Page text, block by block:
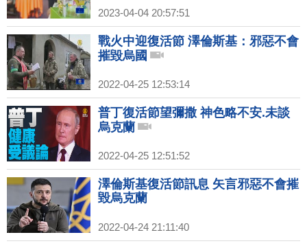
2023-04-04 20:57:51
戰火中迎復活節 澤倫斯基：邪惡不會
摧毀烏國
2022-04-25 12:53:14
普丁復活節望彌撒 神色略不安.未談
烏克蘭
2022-04-25 12:51:52
澤倫斯基復活節訊息 矢言邪惡不會摧
毀烏克蘭
2022-04-24 21:11:40